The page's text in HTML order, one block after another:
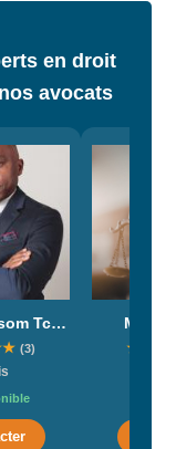
en droit
avocats
Me Womassom Tchuangou
★ (3)
Me
★